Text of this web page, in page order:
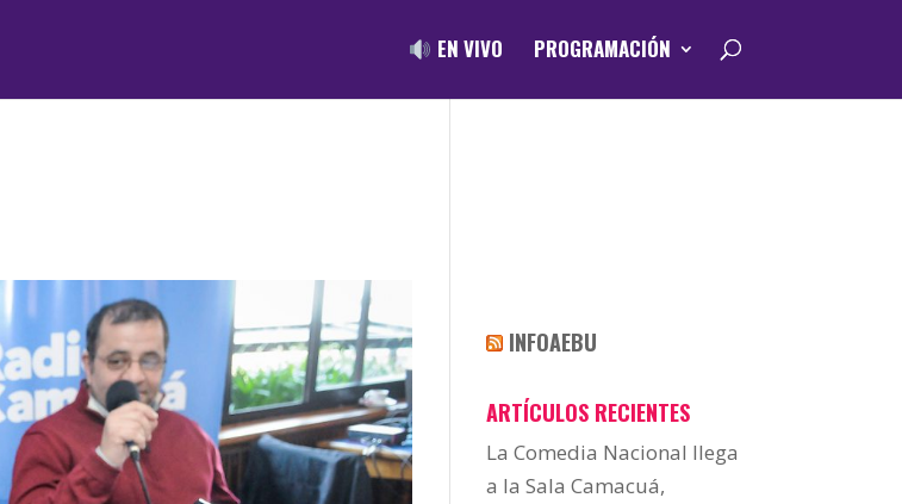
EN VIVO PROGRAMACIÓN
INFOAEBU
ARTÍCULOS RECIENTES
La Comedia Nacional llega
a la Sala Camacuá,